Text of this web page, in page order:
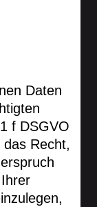
Daten
f DSGVO
Recht,